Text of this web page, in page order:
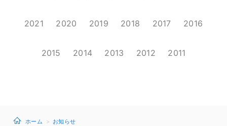
2021 2020 2019 2018 2017 2016
2015 2014 2013 2012 2011
ホーム
お知らせ